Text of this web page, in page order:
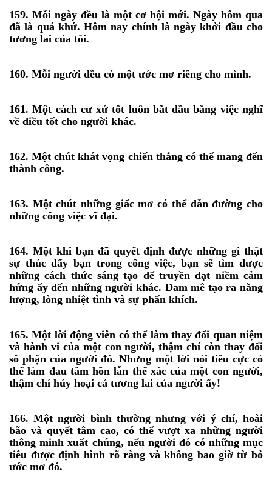
159. Mỗi ngày đều là một cơ hội mới. Ngày hôm qua
đã là quá khứ. Hôm nay chính là ngày khởi đầu cho
tương lai của tôi.
160. Mỗi người đều có một ước mơ riêng cho mình.
161. Một cách cư xử tốt luôn bắt đầu bằng việc nghĩ
về điều tốt cho người khác.
162. Một chút khát vọng chiến thắng có thể mang đến
thành công.
163. Một chút những giấc mơ có thể dẫn đường cho
những công việc vĩ đại.
164. Một khi bạn đã quyết định được những gì thật
sự thúc đẩy bạn trong công việc, bạn sẽ tìm được
những cách thức sáng tạo để truyền đạt niềm cảm
hứng ấy đến những người khác. Đam mê tạo ra năng
lượng, lòng nhiệt tình và sự phấn khích.
165. Một lời động viên có thể làm thay đổi quan niệm
và hành vi của một con người, thậm chí còn thay đổi
số phận của người đó. Nhưng một lời nói tiêu cực có
thể làm đau tâm hồn lẫn thể xác của một con người,
thậm chí hủy hoại cả tương lai của người ấy!
166. Một người bình thường nhưng với ý chí, hoài
bão và quyết tâm cao, có thể vượt xa những người
thông minh xuất chúng, nếu người đó có những mục
tiêu được định hình rõ ràng và không bao giờ từ bỏ
ước mơ đó.